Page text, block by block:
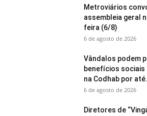
Metroviários
assembleia geral
feira (6/8)
6 de agosto de 2026
Vândalos podem
benefícios sociais
na Codhab por
6 de agosto de 2026
Diretores de